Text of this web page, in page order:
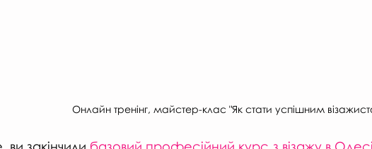
Онлайн тренінг, майстер-клас "Як стати успішним